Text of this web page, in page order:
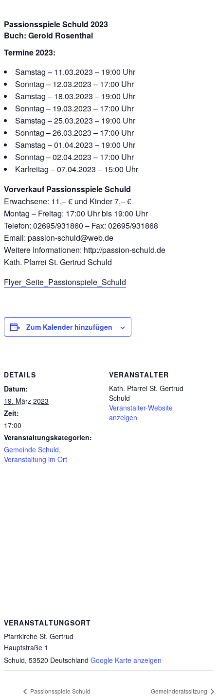
Passionsspiele Schuld 2023
Buch: Gerold Rosenthal
Termine 2023:
Samstag – 11.03.2023 – 19:00 Uhr
Sonntag – 12.03.2023 – 17:00 Uhr
Samstag – 18.03.2023 – 19:00 Uhr
Sonntag – 19.03.2023 – 17:00 Uhr
Samstag – 25.03.2023 – 19:00 Uhr
Sonntag – 26.03.2023 – 17:00 Uhr
Samstag – 01.04.2023 – 19:00 Uhr
Sonntag – 02.04.2023 – 17:00 Uhr
Karfreitag – 07.04.2023 – 15:00 Uhr
Vorverkauf Passionsspiele Schuld
Erwachsene: 11,– € und Kinder 7,– €
Montag – Freitag: 17:00 Uhr bis 19:00 Uhr
Telefon: 02695/931860 – Fax: 02695/931868
Email: passion-schuld@web.de
Weitere Informationen: http://passion-schuld.de
Kath. Pfarrei St. Gertrud Schuld
Flyer_Seite_Passionspiele_Schuld
Zum Kalender hinzufügen
DETAILS
Datum:
19. März 2023
Zeit:
17:00
Veranstaltungskategorien:
Gemeinde Schuld,
Veranstaltung im Ort
VERANSTALTER
Kath. Pfarrei St. Gertrud
Schuld
Veranstalter-Website
anzeigen
VERANSTALTUNGSORT
Pfarrkirche St. Gertrud
Hauptstraße 1
Schuld, 53520 Deutschland Google Karte anzeigen
Passionsspiele Schuld Gemeinderatssitzung